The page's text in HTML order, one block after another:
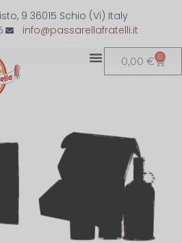
9 36015 Schio (Vi) Italy
info@passarellafratelli.it
0,00€ 0